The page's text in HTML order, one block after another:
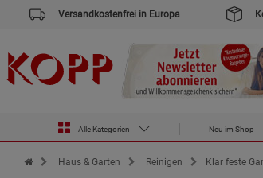
Versandkostenfrei in Europa
Alle Kategorien Neu im Shop
Zur Startseite des Kopp Verlag Online-Shop
Haus & Garten Reinigen Klar feste